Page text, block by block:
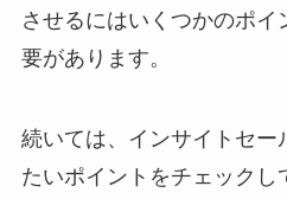
させるにはいくつかのポ
要があります。
続いては、インサイトセー
たいポイントをチェックし